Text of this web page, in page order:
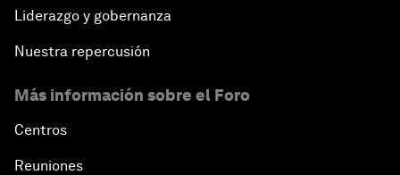
Liderazgo y gobernanza
Nuestra repercusión
Más información sobre el Foro
Centros
Reuniones